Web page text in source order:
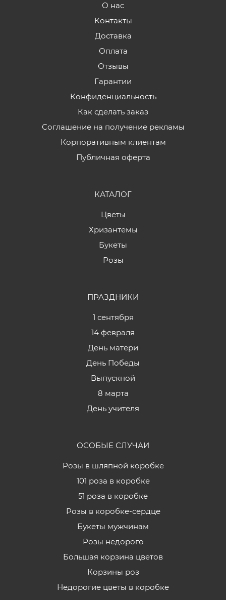
О нас
Контакты
Доставка
Оплата
Отзывы
Гарантии
Конфиденциальность
Как сделать заказ
Соглашение на получение рекламы
Корпоративным клиентам
Публичная оферта
КАТАЛОГ
Цветы
Хризантемы
Букеты
Розы
ПРАЗДНИКИ
1 сентября
14 февраля
День матери
День Победы
Выпускной
8 марта
День учителя
ОСОБЫЕ СЛУЧАИ
Розы в шляпной коробке
101 роза в коробке
51 роза в коробке
Розы в коробке-сердце
Букеты мужчинам
Розы недорого
Большая корзина цветов
Корзины роз
Недорогие цветы в коробке